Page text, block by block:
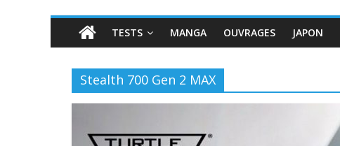
TESTS MANGA OUVRAGES JAPON
Stealth 700 Gen 2 MAX